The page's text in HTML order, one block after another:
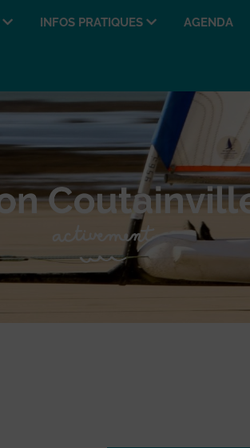
INFOS PRATIQUES AGENDA